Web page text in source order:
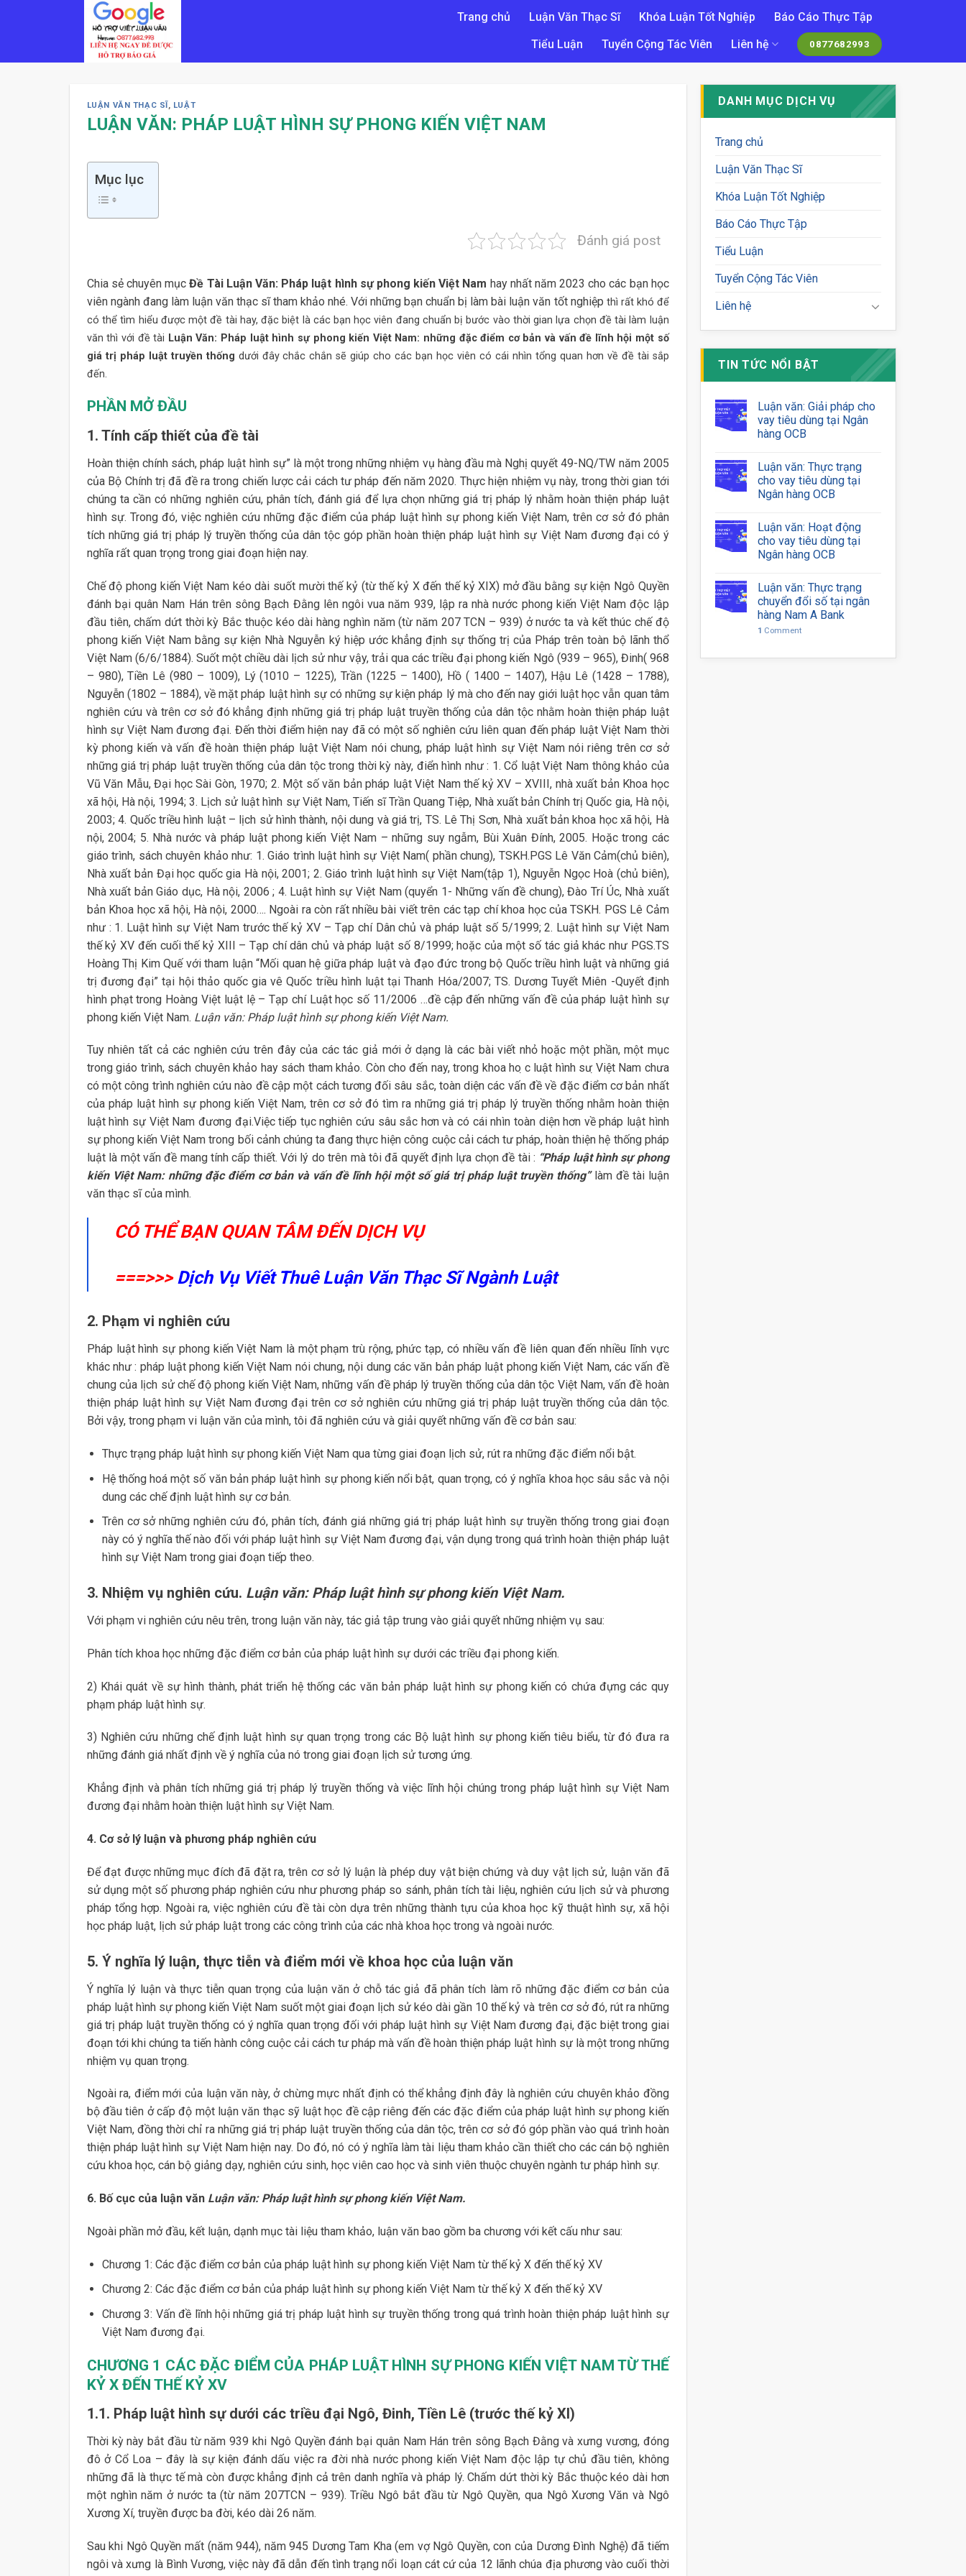
Trang chủ Luận Văn Thạc Sĩ Khóa Luận Tốt Nghiệp
Báo Cáo Thực Tập
Tiểu Luận
Tuyển Cộng Tác Viên Liên hệ 0877682993
LUẬN VĂN THẠC SĨ , LUẬT
LUẬN VĂN: PHÁP LUẬT HÌNH SỰ PHONG KIẾN VIỆT NAM
Mục lục
Đánh giá post
Chia sẻ chuyên mụcĐề Tài Luận Văn: Pháp luật hình sự phong kiến Việt Nam hay nhất năm 2023 cho các bạn học
viên ngành đang làm luận văn thạc sĩ tham khảo nhé. Với những bạn chuẩn bị làm bài luận văn tốt nghiệp thì rất khó để
có thể tìm hiểu được một đề tài hay, đặc biệt là các bạn học viên đang chuẩn bị bước vào thời gian lựa chọn đề tài làm luận
văn thì với đề tài Luận Văn: Pháp luật hình sự phong kiến Việt Nam: những đặc điểm cơ bản và vấn đề lĩnh hội một số
giá trị pháp luật truyền thống dưới đây chắc chắn sẽ giúp cho các bạn học viên có cái nhìn tổng quan hơn về đề tài sắp
đến.
PHẦN MỞ ĐẦU
1. Tính cấp thiết của đề tài
Hoàn thiện chính sách, pháp luật hình sự” là một trong những nhiệm vụ hàng đầu mà Nghị quyết 49-NQ/TW năm 2005
của Bộ Chính trị đã đề ra trong chiến lược cải cách tư pháp đến năm 2020. Thực hiện nhiệm vụ này, trong thời gian tới
chúng ta cần có những nghiên cứu, phân tích, đánh giá để lựa chọn những giá trị pháp lý nhằm hoàn thiện pháp luật
hình sự. Trong đó, việc nghiên cứu những đặc điểm của pháp luật hình sự phong kiến Việt Nam, trên cơ sở đó phân
tích những giá trị pháp lý truyền thống của dân tộc góp phần hoàn thiện pháp luật hình sự Việt Nam đương đại có ý
nghĩa rất quan trọng trong giai đoạn hiện nay.
Chế độ phong kiến Việt Nam kéo dài suốt mười thế kỷ (từ thế kỷ X đến thế kỷ XIX) mở đầu bằng sự kiện Ngô Quyền
đánh bại quân Nam Hán trên sông Bạch Đằng lên ngôi vua năm 939, lập ra nhà nước phong kiến Việt Nam độc lập
đầu tiên, chấm dứt thời kỳ Bắc thuộc kéo dài hàng nghìn năm (từ năm 207 TCN – 939) ở nước ta và kết thúc chế độ
phong kiến Việt Nam bằng sự kiện Nhà Nguyễn ký hiệp ước khẳng định sự thống trị của Pháp trên toàn bộ lãnh thổ
Việt Nam (6/6/1884). Suốt một chiều dài lịch sử như vậy, trải qua các triều đại phong kiến Ngô (939 – 965), Đinh( 968
– 980), Tiền Lê (980 – 1009), Lý (1010 – 1225), Trần (1225 – 1400), Hồ ( 1400 – 1407), Hậu Lê (1428 – 1788),
Nguyễn (1802 – 1884), về mặt pháp luật hình sự có những sự kiện pháp lý mà cho đến nay giới luật học vẫn quan tâm
nghiên cứu và trên cơ sở đó khẳng định những giá trị pháp luật truyền thống của dân tộc nhằm hoàn thiện pháp luật
hình sự Việt Nam đương đại. Đến thời điểm hiện nay đã có một số nghiên cứu liên quan đến pháp luật Việt Nam thời
kỳ phong kiến và vấn đề hoàn thiện pháp luật Việt Nam nói chung, pháp luật hình sự Việt Nam nói riêng trên cơ sở
những giá trị pháp luật truyền thống của dân tộc trong thời kỳ này, điển hình như : 1. Cổ luật Việt Nam thông khảo của
Vũ Văn Mẫu, Đại học Sài Gòn, 1970; 2. Một số văn bản pháp luật Việt Nam thế kỷ XV – XVIII, nhà xuất bản Khoa học
xã hội, Hà nội, 1994; 3. Lịch sử luật hình sự Việt Nam, Tiến sĩ Trần Quang Tiệp, Nhà xuất bản Chính trị Quốc gia, Hà nội,
2003; 4. Quốc triều hình luật – lịch sử hình thành, nội dung và giá trị, TS. Lê Thị Sơn, Nhà xuất bản khoa học xã hội, Hà
nội, 2004; 5. Nhà nước và pháp luật phong kiến Việt Nam – những suy ngẫm, Bùi Xuân Đính, 2005. Hoặc trong các
giáo trình, sách chuyên khảo như: 1. Giáo trình luật hình sự Việt Nam( phần chung), TSKH.PGS Lê Văn Cảm(chủ biên),
Nhà xuất bản Đại học quốc gia Hà nội, 2001; 2. Giáo trình luật hình sự Việt Nam(tập 1), Nguyễn Ngọc Hoà (chủ biên),
Nhà xuất bản Giáo dục, Hà nội, 2006 ; 4. Luật hình sự Việt Nam (quyển 1- Những vấn đề chung), Đào Trí Úc, Nhà xuất
bản Khoa học xã hội, Hà nội, 2000…. Ngoài ra còn rất nhiều bài viết trên các tạp chí khoa học của TSKH. PGS Lê Cảm
như : 1. Luật hình sự Việt Nam trước thế kỷ XV – Tạp chí Dân chủ và pháp luật số 5/1999; 2. Luật hình sự Việt Nam
thế kỷ XV đến cuối thế kỷ XIII – Tạp chí dân chủ và pháp luật số 8/1999; hoặc của một số tác giả khác như PGS.TS
Hoàng Thị Kim Quế với tham luận “Mối quan hệ giữa pháp luật và đạo đức trong bộ Quốc triều hình luật và những giá
trị đương đại” tại hội thảo quốc gia vê Quốc triều hình luật tại Thanh Hóa/2007; TS. Dương Tuyết Miên -Quyết định
hình phạt trong Hoàng Việt luật lệ – Tạp chí Luật học số 11/2006 …đề cập đến những vấn đề của pháp luật hình sự
phong kiến Việt Nam. Luận văn: Pháp luật hình sự phong kiến Việt Nam.
Tuy nhiên tất cả các nghiên cứu trên đây của các tác giả mới ở dạng là các bài viết nhỏ hoặc một phần, một mục
trong giáo trình, sách chuyên khảo hay sách tham khảo. Còn cho đến nay, trong khoa ho ̣c luật hình sư ̣Việt Nam chưa
có một công trình nghiên cứu nào đề cập một cách tương đối sâu sắc, toàn diện các vấn đề về đặc điểm cơ bản nhất
của pháp luật hình sự phong kiến Việt Nam, trên cơ sở đó tìm ra những giá trị pháp lý truyền thống nhằm hoàn thiện
luật hình sự Việt Nam đương đại.Việc tiếp tục nghiên cứu sâu sắc hơn và có cái nhìn toàn diện hơn về pháp luật hình
sự phong kiến Việt Nam trong bối cảnh chúng ta đang thực hiện công cuộc cải cách tư pháp, hoàn thiện hệ thống pháp
luật là một vấn đề mang tính cấp thiết. Với lý do trên mà tôi đã quyết định lựa chọn đề tài : “Pháp luật hình sựphong
kiến Việt Nam: những đặc điểm cơ bản và vấn đề lĩnh hội một số giá trị pháp luật truyền thống”làm đề tài luận
văn thạc sĩ của mình.
CÓ THỂ BẠN QUAN TÂM ĐẾN DỊCH VỤ
===>>>Dịch Vụ Viết Thuê Luận Văn Thạc Sĩ Ngành Luật
2. Phạm vi nghiên cứu
Pháp luật hình sự phong kiến Việt Nam là một phạm trù rộng, phức tạp, có nhiều vấn đề liên quan đến nhiều lĩnh vực
khác như : pháp luật phong kiến Việt Nam nói chung, nội dung các văn bản pháp luật phong kiến Việt Nam, các vấn đề
chung của lịch sử chế độ phong kiến Việt Nam, những vấn đề pháp lý truyền thống của dân tộc Việt Nam, vấn đề hoàn
thiện pháp luật hình sự Việt Nam đương đại trên cơ sở nghiên cứu những giá trị pháp luật truyền thống của dân tộc.
Bởi vậy, trong phạm vi luận văn của mình, tôi đã nghiên cứu và giải quyết những vấn đề cơ bản sau:
Thực trạng pháp luật hình sự phong kiến Việt Nam qua từng giai đoạn lịch sử, rút ra những đặc điểm nổi bật.
Hệ thống hoá một số văn bản pháp luật hình sự phong kiến nổi bật, quan trọng, có ý nghĩa khoa học sâu sắc và nội
dung các chế định luật hình sự cơ bản.
Trên cơ sở những nghiên cứu đó, phân tích, đánh giá những giá trị pháp luật hình sự truyền thống trong giai đoạn
này có ý nghĩa thế nào đối với pháp luật hình sự Việt Nam đương đại, vận dụng trong quá trình hoàn thiện pháp luật
hình sự Việt Nam trong giai đoạn tiếp theo.
3. Nhiệm vụ nghiên cứu. Luận văn: Pháp luật hình sự phong kiến Việt Nam.
Với phạm vi nghiên cứu nêu trên, trong luận văn này, tác giả tập trung vào giải quyết những nhiệm vụ sau:
Phân tích khoa học những đặc điểm cơ bản của pháp luật hình sự dưới các triều đại phong kiến.
2) Khái quát về sự hình thành, phát triển hệ thống các văn bản pháp luật hình sự phong kiến có chứa đựng các quy
phạm pháp luật hình sự.
3) Nghiên cứu những chế định luật hình sự quan trọng trong các Bộ luật hình sự phong kiến tiêu biểu, từ đó đưa ra
những đánh giá nhất định về ý nghĩa của nó trong giai đoạn lịch sử tương ứng.
Khẳng định và phân tích những giá trị pháp lý truyền thống và việc lĩnh hội chúng trong pháp luật hình sự Việt Nam
đương đại nhằm hoàn thiện luật hình sự Việt Nam.
4. Cơ sở lý luận và phương pháp nghiên cứu
Để đạt được những mục đích đã đặt ra, trên cơ sở lý luận là phép duy vật biện chứng và duy vật lịch sử, luận văn đã
sử dụng một số phương pháp nghiên cứu như phương pháp so sánh, phân tích tài liệu, nghiên cứu lịch sử và phương
pháp tổng hợp. Ngoài ra, việc nghiên cứu đề tài còn dựa trên những thành tựu của khoa học kỹ thuật hình sự, xã hội
học pháp luật, lịch sử pháp luật trong các công trình của các nhà khoa học trong và ngoài nước.
5. Ý nghĩa lý luận, thực tiễn và điểm mới về khoa học của luận văn
Ý nghĩa lý luận và thực tiễn quan trọng của luận văn ở chỗ tác giả đã phân tích làm rõ những đặc điểm cơ bản của
pháp luật hình sự phong kiến Việt Nam suốt một giai đoạn lịch sử kéo dài gần 10 thế kỷ và trên cơ sở đó, rút ra những
giá trị pháp luật truyền thống có ý nghĩa quan trọng đối với pháp luật hình sự Việt Nam đương đại, đặc biệt trong giai
đoạn tới khi chúng ta tiến hành công cuộc cải cách tư pháp mà vấn đề hoàn thiện pháp luật hình sự là một trong những
nhiệm vụ quan trọng.
Ngoài ra, điểm mới của luận văn này, ở chừng mực nhất định có thể khẳng định đây là nghiên cứu chuyên khảo đồng
bộ đầu tiên ở cấp độ một luận văn thạc sỹ luật học đề cập riêng đến các đặc điểm của pháp luật hình sự phong kiến
Việt Nam, đồng thời chỉ ra những giá trị pháp luật truyền thống của dân tộc, trên cơ sở đó góp phần vào quá trình hoàn
thiện pháp luật hình sự Việt Nam hiện nay. Do đó, nó có ý nghĩa làm tài liệu tham khảo cần thiết cho các cán bộ nghiên
cứu khoa học, cán bộ giảng dạy, nghiên cứu sinh, học viên cao học và sinh viên thuộc chuyên ngành tư pháp hình sự.
6. Bố cục của luận văn Luận văn: Pháp luật hình sự phong kiến Việt Nam.
Ngoài phần mở đầu, kết luận, dạnh mục tài liệu tham khảo, luận văn bao gồm ba chương với kết cấu như sau:
Chương 1: Các đặc điểm cơ bản của pháp luật hình sự phong kiến Việt Nam từ thế kỷ X đến thế kỷ XV
Chương 2: Các đặc điểm cơ bản của pháp luật hình sự phong kiến Việt Nam từ thế kỷ X đến thế kỷ XV
Chương 3: Vấn đề lĩnh hội những giá trị pháp luật hình sự truyền thống trong quá trình hoàn thiện pháp luật hình sự
Việt Nam đương đại.
CHƯƠNG 1 CÁC ĐẶC ĐIỂM CỦA PHÁP LUẬT HÌNH SỰ PHONG KIẾN VIỆT NAM TỪ THẾ
KỶ X ĐẾN THẾ KỶ XV
1.1. Pháp luật hình sự dưới các triều đại Ngô, Đinh, Tiền Lê (trước thế kỷ XI)
Thời kỳ này bắt đầu từ năm 939 khi Ngô Quyền đánh bại quân Nam Hán trên sông Bạch Đằng và xưng vương, đóng
đô ở Cổ Loa – đây là sự kiện đánh dấu việc ra đời nhà nước phong kiến Việt Nam độc lập tự chủ đầu tiên, không
những đã là thực tế mà còn được khẳng định cả trên danh nghĩa và pháp lý. Chấm dứt thời kỳ Bắc thuộc kéo dài hơn
một nghìn năm ở nước ta (từ năm 207TCN – 939). Triều Ngô bắt đầu từ Ngô Quyền, qua Ngô Xương Văn và Ngô
Xương Xí, truyền được ba đời, kéo dài 26 năm.
Sau khi Ngô Quyền mất (năm 944), năm 945 Dương Tam Kha (em vợ Ngô Quyền, con của Dương Đình Nghệ) đã tiếm
ngôi và xưng là Bình Vương, việc này đã dẫn đến tình trạng nổi loạn cát cứ của 12 lãnh chúa địa phương vào cuối thời
DANH MỤC DỊCH VỤ
Trang chủ
Luận Văn Thạc Sĩ
Khóa Luận Tốt Nghiệp
Báo Cáo Thực Tập
Tiểu Luận
Tuyển Cộng Tác Viên
Liên hệ
TIN TỨC NỔI BẬT
Luận văn: Giải pháp cho
vay tiêu dùng tại Ngân
hàng OCB
Luận văn: Thực trạng
cho vay tiêu dùng tại
Ngân hàng OCB
Luận văn: Hoạt động
cho vay tiêu dùng tại
Ngân hàng OCB
Luận văn: Thực trạng
chuyển đổi số tại ngân
hàng Nam A Bank
1 Comment